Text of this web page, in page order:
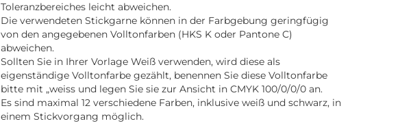
Toleranzbereiches leicht abweichen.
Die verwendeten Stickgarne können in der Farbgebung geringfügig
von den angegebenen Volltonfarben (HKS K oder Pantone C)
abweichen.
Sollten Sie in Ihrer Vorlage Weiß verwenden, wird diese als
eigenständige Volltonfarbe gezählt, benennen Sie diese Volltonfarbe
bitte mit „weiss und legen Sie sie zur Ansicht in CMYK 100/0/0/0 an.
Es sind maximal 12 verschiedene Farben, inklusive weiß und schwarz, in
einem Stickvorgang möglich.